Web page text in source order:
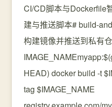
CI/CD脚本与Dockerfile
建与推送脚本# build-
构建镜像并推送到私有
HEAD) docker build -t
tag $IMAGE_NAME